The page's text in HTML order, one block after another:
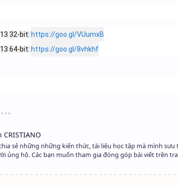
32-bit: https://goo.gl/VUumxB
64-bit: https://goo.gl/8vhkhf
sẻ những những kiến thức, tài liệu học tập mà mình sưu
ủng hộ. Các bạn muốn tham gia đóng góp bài viết trên